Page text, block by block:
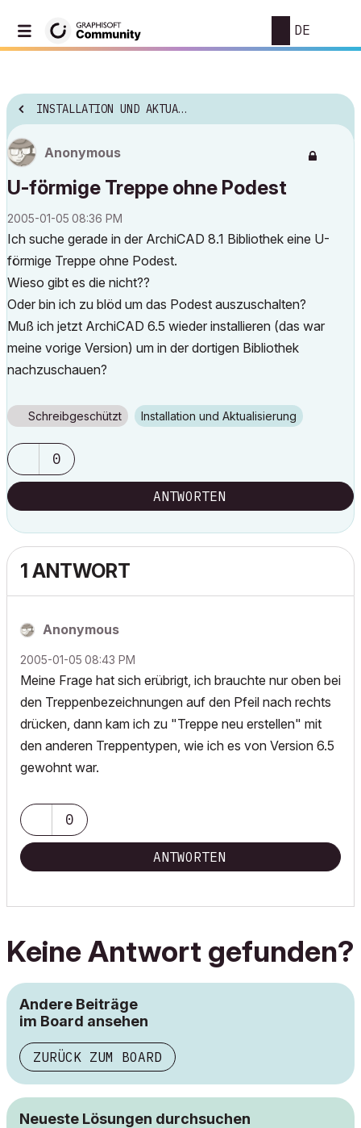
DE
INSTALLATION UND AKTUALISIERUNG
Anonymous
U-förmige Treppe ohne Podest
‎2005-01-05 08:36 PM
Ich suche gerade in der ArchiCAD 8.1 Bibliothek eine U-
förmige Treppe ohne Podest.
Wieso gibt es die nicht??
Oder bin ich zu blöd um das Podest auszuschalten?
Muß ich jetzt ArchiCAD 6.5 wieder installieren (das war
meine vorige Version) um in der dortigen Bibliothek
nachzuschauen?
Schreibgeschützt Installation und Aktualisierung
0
ANTWORTEN
1 ANTWORT
Anonymous
‎2005-01-05 08:43 PM
Meine Frage hat sich erübrigt, ich brauchte nur oben bei
den Treppenbezeichnungen auf den Pfeil nach rechts
drücken, dann kam ich zu "Treppe neu erstellen" mit
den anderen Treppentypen, wie ich es von Version 6.5
gewohnt war.
0
ANTWORTEN
Keine Antwort gefunden?
Andere Beiträge
im Board ansehen
ZURÜCK ZUM BOARD
Neueste Lösungen durchsuchen